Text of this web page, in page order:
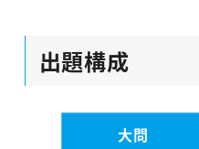
出題構成
大問